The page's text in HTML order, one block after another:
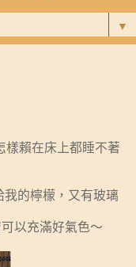
▼
樣賴在床上都睡不著
的檸檬，又有玻璃
以充滿好氣色～